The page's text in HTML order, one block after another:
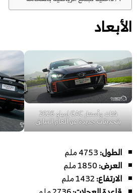
الأبعاد
فئات وأسعار GAC إمباو 2026
بتحديثات جديدة عن العام السابق
الطول:4753 ملم
العرض:
الارتفاع: